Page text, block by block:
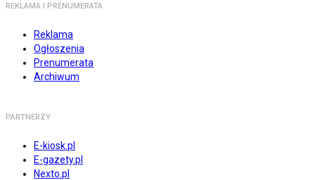
REKLAMA I PRENUMERATA
Reklama
Ogłoszenia
Prenumerata
Archiwum
PARTNERZY
E-kiosk.pl
E-gazety.pl
Nexto.pl